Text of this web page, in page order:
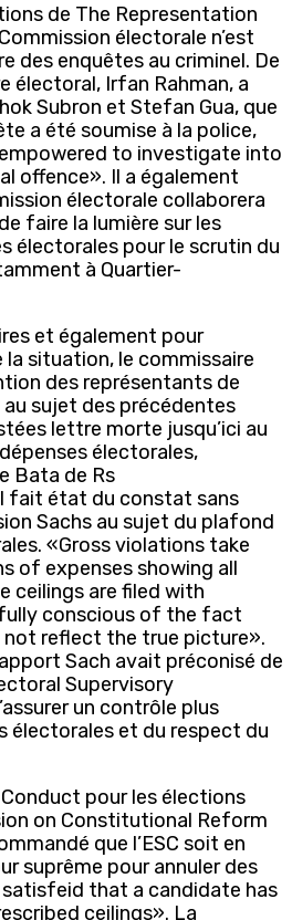
de The Representation
électorale n’est
des enquêtes au criminel. De
électoral, Irfan Rahman, a
Subron et Stefan Gua, que
a été soumise à la police,
to investigate into
offence». Il a également
électorale collaborera
faire la lumière sur les
électorales pour le scrutin du
à Quartier-
et également pour
la situation, le commissaire
des représentants de
sujet des précédentes
lettre morte jusqu’ici au
électorales,
Bata de Rs
il fait état du constat sans
Sachs au sujet du plafond
«Gross violations take
of expenses showing all
ceilings are filed with
conscious of the fact
reflect the true picture».
Sach avait préconisé de
Supervisory
un contrôle plus
électorales et du respect du
pour les élections
on Constitutional Reform
que l’ESC soit en
suprême pour annuler des
that a candidate has
ceilings». La